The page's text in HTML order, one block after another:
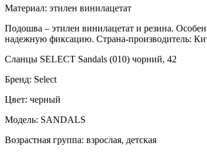
Материал: этилен винилацетат
Подошва – этилен винилацетат и резина.
надежную фиксацию. Страна-производитель:
Сланцы SELECT Sandals (010) чорний, 42
Бренд: Select
Цвет: черный
Модель: SANDALS
Возрастная группа: взрослая, детская